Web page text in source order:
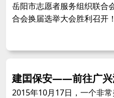
岳阳市志愿者服务组织联合
合会换届选举大会胜利召开
建囯保安——前往广兴
2015年10月17日，一个非